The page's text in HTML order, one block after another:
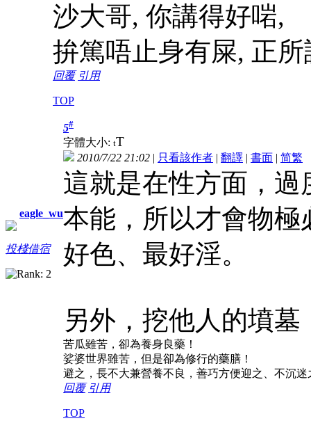
沙大哥, 你講得好啱,
拚篤唔止身有屎, 正
回覆 引用
TOP
eagle_wu
投棧借宿
5#
字體大小: tT
2010/7/22 21:02 | 只看該作者 | 翻譯 | 書面 | 简繁
這就是在性方面，
本能，所以才會物
好色、最好淫。
另外，挖他人的墳
苦瓜雖苦，卻為養身良藥！
娑婆世界雖苦，但是卻為修行的藥膳！
避之，長不大兼營養不良，善巧方便迎之、不沉
回覆 引用
TOP